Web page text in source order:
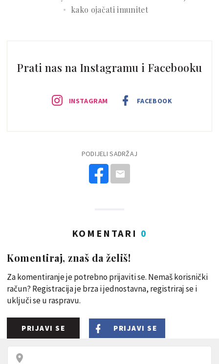
kako ojačati imunitet
Prati nas na Instagramu i Facebooku
INSTAGRAM FACEBOOK
PODIJELI SADRŽAJ
KOMENTARI 0
Komentiraj, znaš da želiš!
Za komentiranje je potrebno prijaviti se. Nemaš korisnički
račun? Registracija je brza i jednostavna, registriraj se i
uključi se u raspravu.
PRIJAVI SE PRIJAVI SE